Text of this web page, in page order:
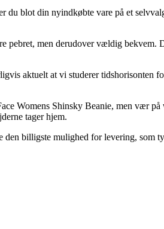
du blot din nyindkøbte vare på et
pebret, men derudover vældig bekvem.
aktuelt at vi studerer tidshorisonten
Womens Shinsky Beanie, men vær på
tager hjem.
billigste mulighed for levering, som